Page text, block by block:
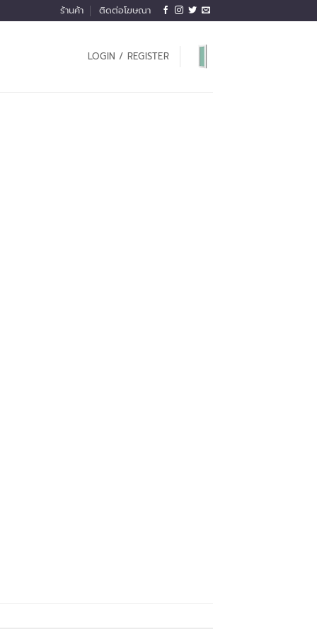
ร้านค้า ติดต่อโฆษณา
LOGIN / REGISTER